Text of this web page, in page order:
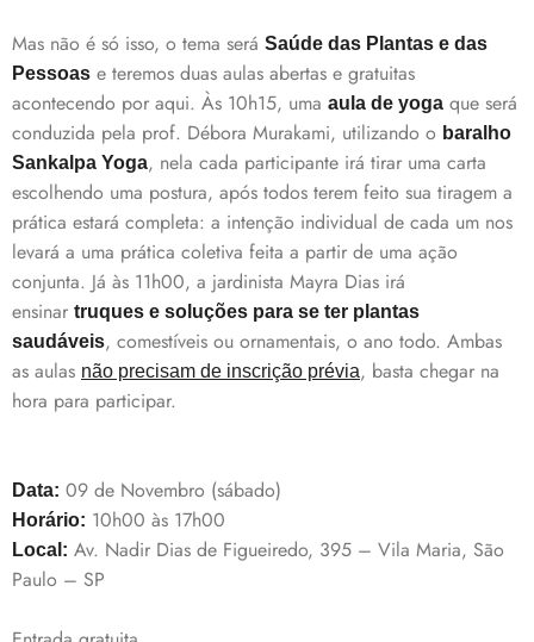
Mas não é só isso, o tema será Saúde das Plantas e das
Pessoas e teremos duas aulas abertas e gratuitas
acontecendo por aqui. Às 10h15, uma aula de yoga que será
conduzida pela prof. Débora Murakami, utilizando o baralho
Sankalpa Yoga, nela cada participante irá tirar uma carta
escolhendo uma postura, após todos terem feito sua tiragem a
prática estará completa: a intenção individual de cada um nos
levará a uma prática coletiva feita a partir de uma ação
conjunta. Já às 11h00, a jardinista Mayra Dias irá
ensinar truques e soluções para se ter plantas
saudáveis, comestíveis ou ornamentais, o ano todo. Ambas
as aulas não precisam de inscrição prévia, basta chegar na
hora para participar.
Data: 09 de Novembro (sábado)
Horário: 10h00 às 17h00
Local: Av. Nadir Dias de Figueiredo, 395 – Vila Maria, São
Paulo – SP